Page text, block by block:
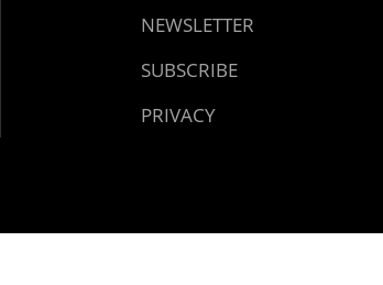
NEWSLETTER
SUBSCRIBE
PRIVACY